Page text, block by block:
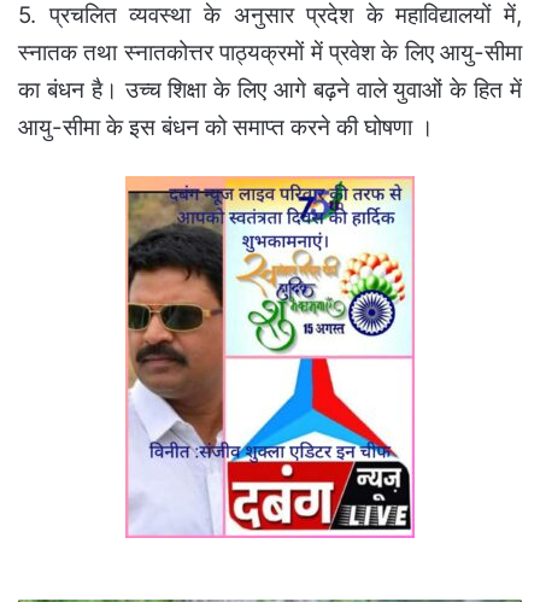
5. प्रचलित व्यवस्था के अनुसार प्रदेश के महाविद्यालयों में,
स्नातक तथा स्नातकोत्तर पाठ्यक्रमों में प्रवेश के लिए आयु-सीमा
का बंधन है। उच्च शिक्षा के लिए आगे बढ़ने वाले युवाओं के हित में
आयु-सीमा के इस बंधन को समाप्त करने की घोषणा ।